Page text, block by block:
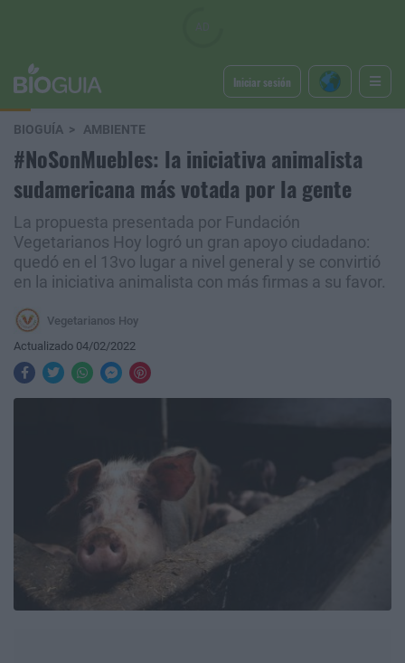
Iniciar sesión
BIOGUÍA AMBIENTE
#NoSonMuebles: la iniciativa animalista
sudamericana más votada por la gente
La propuesta presentada por Fundación
Vegetarianos Hoy logró un gran apoyo ciudadano:
quedó en el 13vo lugar a nivel general y se convirtió
en la iniciativa animalista con más firmas a su favor.
Vegetarianos Hoy
Actualizado 04/02/2022